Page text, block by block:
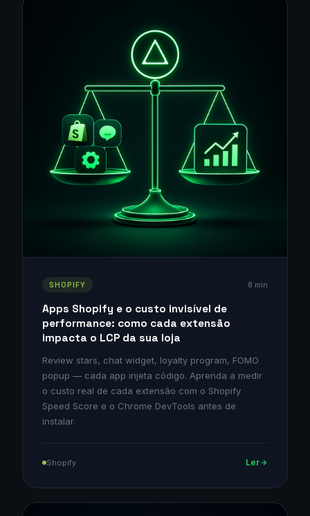
SHOPIFY 8 min
Apps Shopify e o custo invisível de
performance: como cada extensão
impacta o LCP da sua loja
Review stars, chat widget, loyalty program, FOMO
popup — cada app injeta código. Aprenda a medir
o custo real de cada extensão com o Shopify
Speed Score e o Chrome DevTools antes de
instalar.
Shopify Ler